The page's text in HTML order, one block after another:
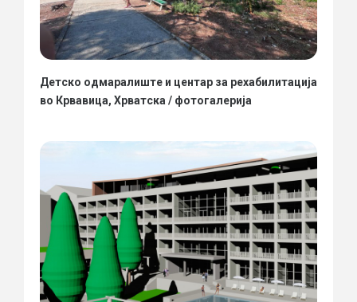
Детско одмаралиште и центар за рехабилитација
во Крвавица, Хрватска / фотогалерија